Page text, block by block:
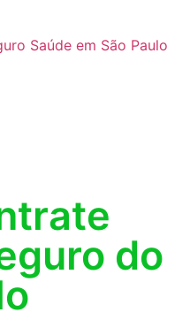
Saúde em São Paulo
do